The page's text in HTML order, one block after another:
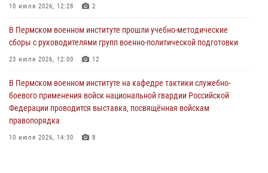
08 июля 2026, 09:36 2
Военнослужащие Пермского военного института приняли участие в
чемпионате войск национальной гвардии Российской Федерации по
В Росгвардии определили лучших специалистов продовольственной
службы
06 июля 2026, 05:30
10 июля 2026, 12:28 2
В Пермском военном институте прошли учебно-методические
сборы с руководителями групп военно-политической подготовки
23 июля 2026, 12:00 12
В Пермском военном институте на кафедре тактики служебно-
боевого применения войск национальной гвардии Российской
Федерации проводится выставка, посвящённая войскам
правопорядка
10 июля 2026, 14:30 8